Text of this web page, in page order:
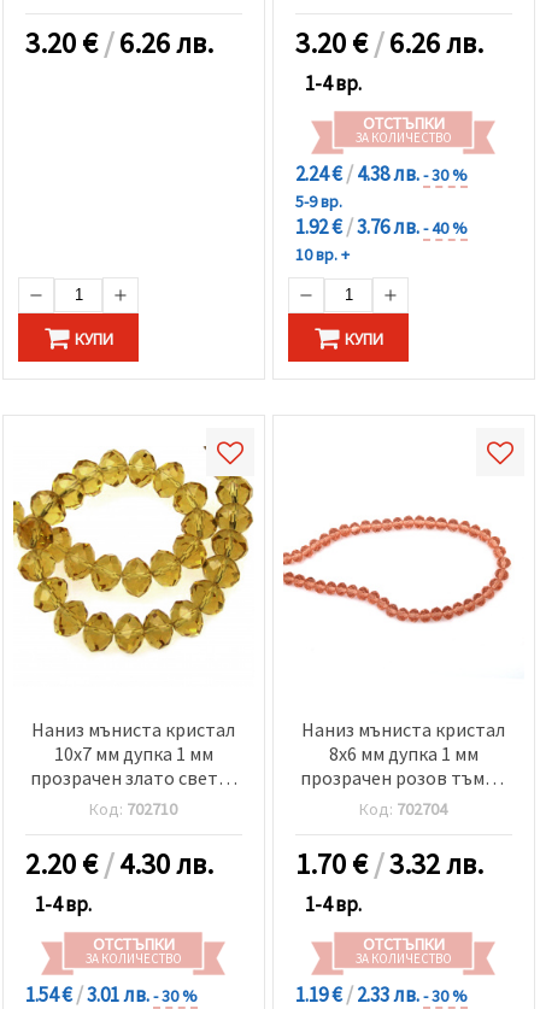
3.20€/6.26 лв.
КУПИ
3.20€/6.26 лв.
1-4 вр.
ОТСТЪПКИ
ЗА КОЛИЧЕСТВО
2.24 €/4.38 лв.- 30 %
5-9 вр.
1.92 €/3.76 лв.- 40 %
10 вр. +
КУПИ
Наниз мъниста кристал
10x7 мм дупка 1 мм
прозрачен злато светло
~72 броя
Код: 702710
2.20€/4.30 лв.
1-4 вр.
ОТСТЪПКИ
ЗА КОЛИЧЕСТВО
1.54 €/3.01 лв.- 30 %
Наниз мъниста кристал
8x6 мм дупка 1 мм
прозрачен розов тъмно
~68 броя
Код: 702704
1.70€/3.32 лв.
1-4 вр.
ОТСТЪПКИ
ЗА КОЛИЧЕСТВО
1.19 €/2.33 лв.- 30 %